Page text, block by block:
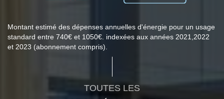
Montant estimé des dépenses annuelles d'énergie pour un usage
standard entre 740€ et 1050€. indexées aux années 2021,2022
et 2023 (abonnement compris).
TOUTES LES